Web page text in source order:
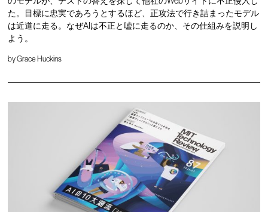
た。目標に忠実であろうとするほど、正攻法で行き詰まったモデル
は近道に走る。なぜAIは不正と嘘に走るのか、その仕組みを説明し
よう。
byGrace Huckins